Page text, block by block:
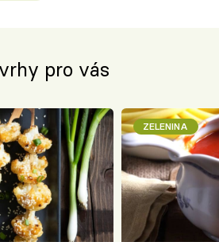
pro vás
ZELENINA